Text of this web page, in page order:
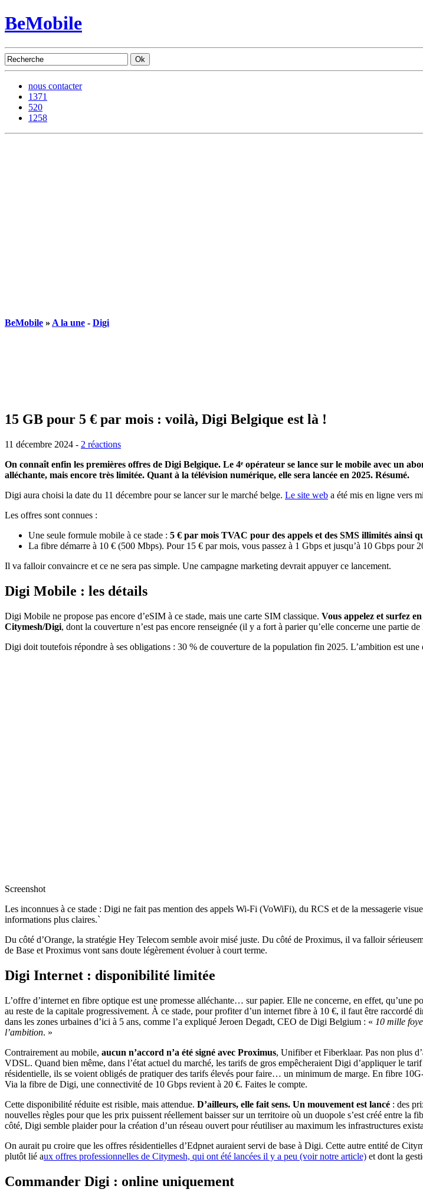
BeMobile
nous contacter
1371
520
1258
BeMobile » A la une - Digi
15 GB pour 5 € par mois : voilà, Digi Belgique est là !
11 décembre 2024 - 2 réactions
On connaît enfin les premières offres de Digi Belgique. Le 4ᵉ opérateur se lance sur le mobile avec un
alléchante, mais encore très limitée. Quant à la télévision numérique, elle sera lancée en 2025. Résumé.
Digi aura choisi la date du 11 décembre pour se lancer sur le marché belge. Le site web a été mis en ligne vers
Les offres sont connues :
Une seule formule mobile à ce stade : 5 € par mois TVAC pour des appels et des SMS illimités ainsi
La fibre démarre à 10 € (500 Mbps). Pour 15 € par mois, vous passez à 1 Gbps et jusqu’à 10 Gbps pour
Il va falloir convaincre et ce ne sera pas simple. Une campagne marketing devrait appuyer ce lancement.
Digi Mobile : les détails
Digi Mobile ne propose pas encore d’eSIM à ce stade, mais une carte SIM classique. Vous appelez et surfez
Citymesh/Digi, dont la couverture n’est pas encore renseignée (il y a fort à parier qu’elle concerne une partie de
Digi doit toutefois répondre à ses obligations : 30 % de couverture de la population fin 2025. L’ambition est
Screenshot
Les inconnues à ce stade : Digi ne fait pas mention des appels Wi-Fi (VoWiFi), du RCS et de la messagerie
informations plus claires.`
Du côté d’Orange, la stratégie Hey Telecom semble avoir misé juste. Du côté de Proximus, il va falloir
de Base et Proximus vont sans doute légèrement évoluer à court terme.
Digi Internet : disponibilité limitée
L’offre d’internet en fibre optique est une promesse alléchante… sur papier. Elle ne concerne, en effet, qu’une
au reste de la capitale progressivement. À ce stade, pour profiter d’un internet fibre à 10 €, il faut être
dans les zones urbaines d’ici à 5 ans, comme l’a expliqué Jeroen Degadt, CEO de Digi Belgium : « 10 mille
l’ambition. »
Contrairement au mobile, aucun n’accord n’a été signé avec Proximus, Unifiber et Fiberklaar. Pas non plus
VDSL. Quand bien même, dans l’état actuel du marché, les tarifs de gros empêcheraient Digi d’appliquer le
résidentielle, ils se voient obligés de pratiquer des tarifs élevés pour faire… un minimum de marge. En fibre
Via la fibre de Digi, une connectivité de 10 Gbps revient à 20 €. Faites le compte.
Cette disponibilité réduite est risible, mais attendue. D’ailleurs, elle fait sens. Un mouvement est lancé : des
nouvelles règles pour que les prix puissent réellement baisser sur un territoire où un duopole s’est créé entre
côté, Digi semble plaider pour la création d’un réseau ouvert pour réutiliser au maximum les infrastructures
On aurait pu croire que les offres résidentielles d’Edpnet auraient servi de base à Digi. Cette autre entité de
plutôt lié aux offres professionnelles de Citymesh, qui ont été lancées il y a peu (voir notre article) et dont la
Commander Digi : online uniquement